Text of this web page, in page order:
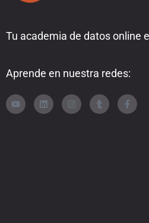
Tu academia de datos online
Aprende en nuestra redes: